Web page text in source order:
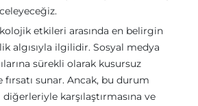
etkileri arasında en belirgin
algısıyla ilgilidir. Sosyal medya
sürekli olarak kusursuz
fırsatı sunar. Ancak, bu durum
karşılaştırmasına ve